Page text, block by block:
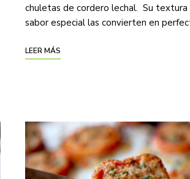
chuletas de cordero lechal. Su textura
sabor especial las convierten en
LEER MÁS